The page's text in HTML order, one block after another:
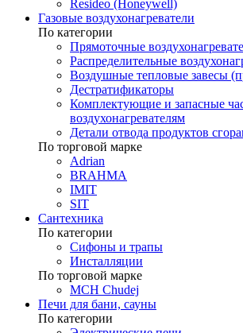
Resideo (Honeywell)
Газовые воздухонагреватели
По категории
Прямоточные
Распределительные
Воздушные тепловые завесы
Дестратификаторы
Комплектующие и запасные
воздухонагревателям
Детали отвода продуктов
По торговой марке
Adrian
BRAHMA
IMIT
SIT
Сантехника
По категории
Сифоны и трапы
Инсталляции
По торговой марке
MCH Chudej
Печи для бани, сауны
По категории